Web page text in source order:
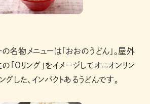
名物メニューは「おおのうどん」。屋外
Oリング」をイメージしてオニオンリン
グした、インパクトあるうどんです。